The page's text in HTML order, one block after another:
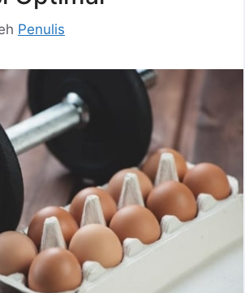
Penulis